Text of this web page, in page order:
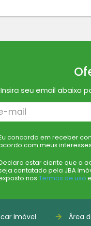
Insira seu email abaixo
concordo em receber
com meus
estar ciente que a
contatado pela JBA
nos Termos de uso e
Imóvel Área